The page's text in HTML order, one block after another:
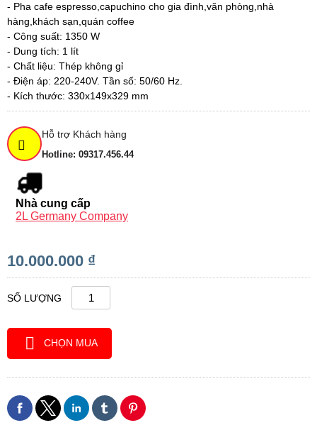
- Pha cafe espresso,capuchino cho gia đình,văn phòng,nhà
hàng,khách sạn,quán coffee
- Công suất: 1350 W
- Dung tích: 1 lít
- Chất liệu: Thép không gỉ
- Điện áp: 220-240V. Tần số: 50/60 Hz.
- Kích thước: 330x149x329 mm
Hỗ trợ Khách hàng
Hotline: 09317.456.44
Nhà cung cấp
2L Germany Company
10.000.000 ₫
SỐ LƯỢNG
CHỌN MUA